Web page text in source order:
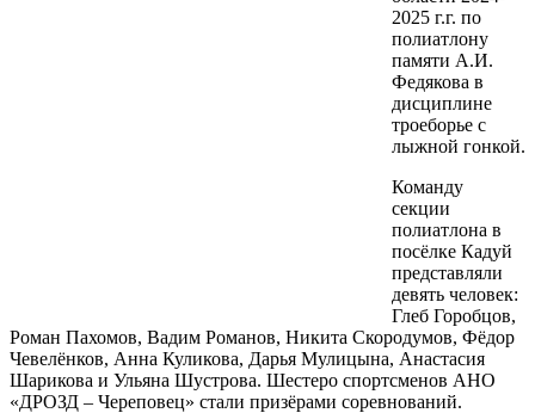
2025 г.г. по
полиатлону
памяти А.И.
Федякова в
дисциплине
троеборье с
лыжной гонкой.
Команду
секции
полиатлона в
посёлке Кадуй
представляли
девять человек:
Глеб Горобцов,
Роман Пахомов, Вадим Романов, Никита Скородумов, Фёдор
Чевелёнков, Анна Куликова, Дарья Мулицына, Анастасия
Шарикова и Ульяна Шустрова. Шестеро спортсменов АНО
«ДРОЗД – Череповец» стали призёрами соревнований.